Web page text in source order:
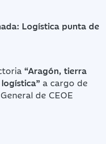
Logística punta de
“Aragón, tierra
a cargo de
de CEOE